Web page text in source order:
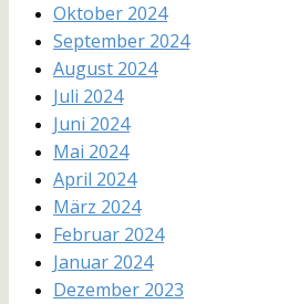
Oktober 2024
September 2024
August 2024
Juli 2024
Juni 2024
Mai 2024
April 2024
März 2024
Februar 2024
Januar 2024
Dezember 2023